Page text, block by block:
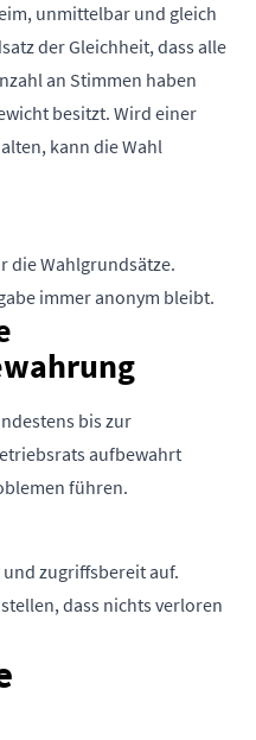
unmittelbar und gleich
der Gleichheit, dass alle
an Stimmen haben
besitzt. Wird einer
kann die Wahl
die Wahlgrundsätze.
immer anonym bleibt.
bis zur
aufbewahrt
führen.
zugriffsbereit auf.
dass nichts verloren